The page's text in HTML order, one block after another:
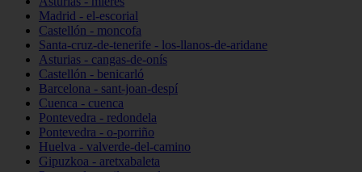
Madrid - el-escorial
Castellón - moncofa
Santa-cruz-de-tenerife - los-llanos-de-aridane
Asturias - cangas-de-onís
Castellón - benicarló
Barcelona - sant-joan-despí
Cuenca - cuenca
Pontevedra - redondela
Pontevedra - o-porriño
Huelva - valverde-del-camino
Gipuzkoa - aretxabaleta